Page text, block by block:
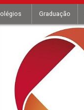
Graduação